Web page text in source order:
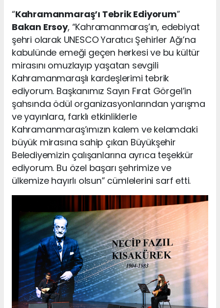
“Kahramanmaraş’ı Tebrik Ediyorum”
Bakan Ersoy, “Kahramanmaraş’ın, edebiyat
şehri olarak UNESCO Yaratıcı Şehirler Ağı’na
kabulünde emeği geçen herkesi ve bu kültür
mirasını omuzlayıp yaşatan sevgili
Kahramanmaraşlı kardeşlerimi tebrik
ediyorum. Başkanımız Sayın Fırat Görgel’in
şahsında ödül organizasyonlarından yarışma
ve yayınlara, farklı etkinliklerle
Kahramanmaraş’ımızın kalem ve kelamdaki
büyük mirasına sahip çıkan Büyükşehir
Belediyemizin çalışanlarına ayrıca teşekkür
ediyorum. Bu özel başarı şehrimize ve
ülkemize hayırlı olsun” cümlelerini sarf etti.